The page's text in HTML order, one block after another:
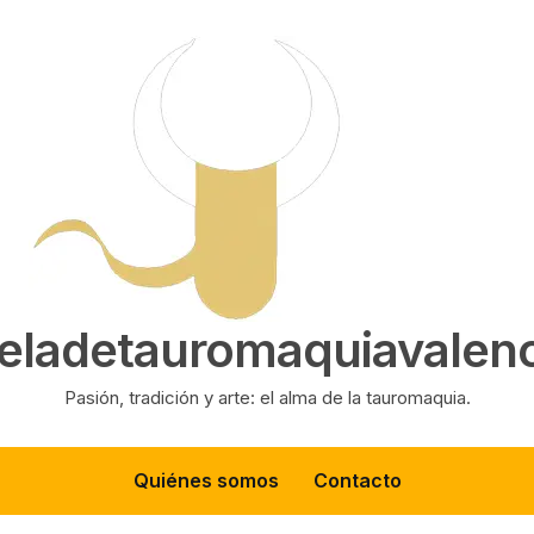
Pasión, tradición y arte: el alma de la tauromaquia.
Quiénes somos Contacto